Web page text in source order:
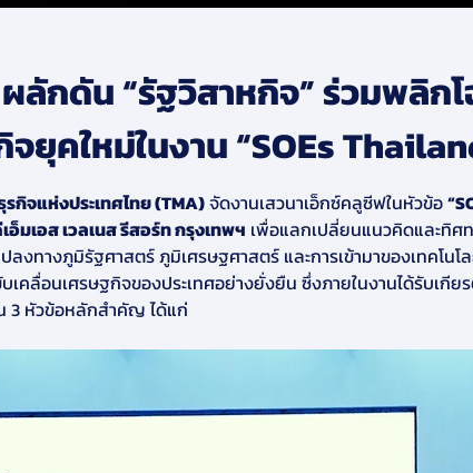
ผลักดัน “รัฐวิสาหกิจ” ร่วมพลิก
ยุคใหม่ในงาน “SOEs
กิจแห่งประเทศไทย (TMA) จัดงานเสวนาเอ็กซ์คลูซีฟในหัวข้อ
มเอส เวลเนส รีสอร์ท กรุงเทพฯ เพื่อแลกเปลี่ยนแนวคิดและทิศ
ลงทางภูมิรัฐศาสตร์ ภูมิเศรษฐศาสตร์ และการเข้ามาของเทคโ
เคลื่อนเศรษฐกิจของประเทศอย่างยั่งยืน ซึ่งภายในงานได้รับเ
3 หัวข้อหลักสำคัญ ได้แก่